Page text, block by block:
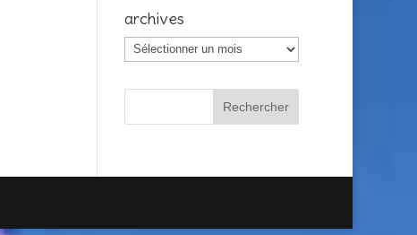
archives
archives